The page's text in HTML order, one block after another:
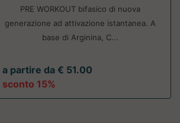
PRE WORKOUT bifasico di nuova
generazione ad attivazione istantanea. A
base di Arginina, C...
a partire da € 51.00
sconto 15%